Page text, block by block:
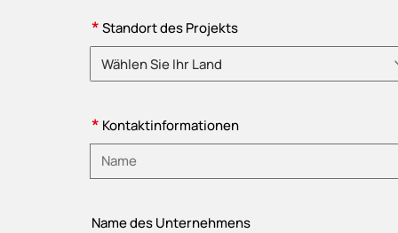
*Standort des Projekts
Wählen Sie Ihr Land
* Kontaktinformationen
Name des Unternehmens